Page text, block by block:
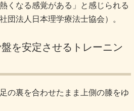
くなる感覚がある」と感じられる
団法人日本理学療法士協会）。
を安定させるトレーニン
の裏を合わせたまま上側の膝をゆ